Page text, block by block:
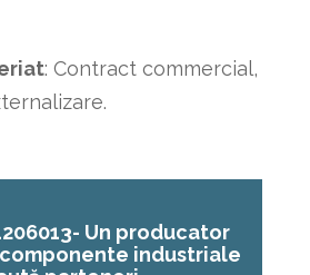
: Contract commercial,
Un producator
industriale